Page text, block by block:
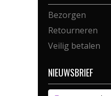
Bezorgen
Retourneren
Veilig betalen
NIEUWSBRIEF